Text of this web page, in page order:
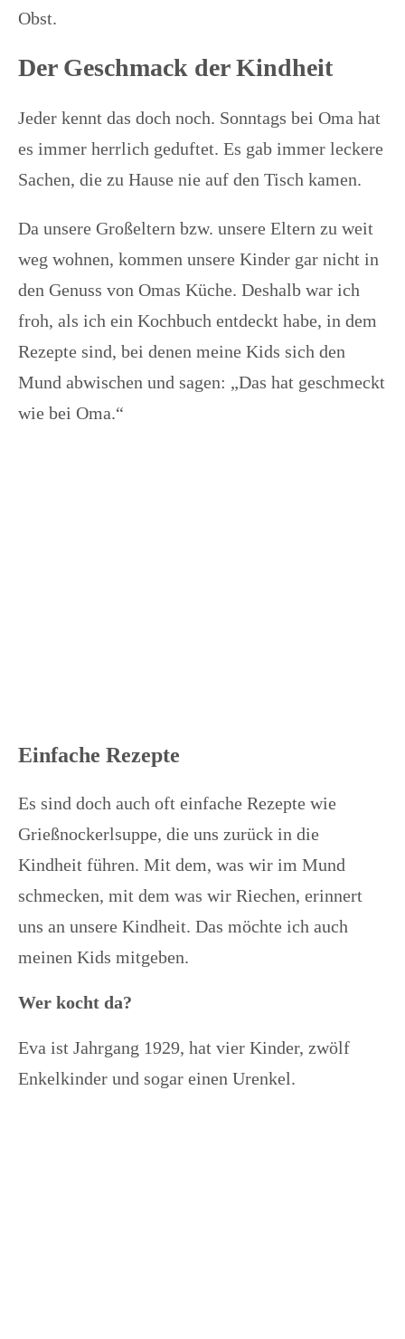
Obst.
Der Geschmack der Kindheit
Jeder kennt das doch noch. Sonntags bei Oma hat
es immer herrlich geduftet. Es gab immer leckere
Sachen, die zu Hause nie auf den Tisch kamen.
Da unsere Großeltern bzw. unsere Eltern zu weit
weg wohnen, kommen unsere Kinder gar nicht in
den Genuss von Omas Küche. Deshalb war ich
froh, als ich ein Kochbuch entdeckt habe, in dem
Rezepte sind, bei denen meine Kids sich den
Mund abwischen und sagen: „Das hat geschmeckt
wie bei Oma.“
Einfache Rezepte
Es sind doch auch oft einfache Rezepte wie
Grießnockerlsuppe, die uns zurück in die
Kindheit führen. Mit dem, was wir im Mund
schmecken, mit dem was wir Riechen, erinnert
uns an unsere Kindheit. Das möchte ich auch
meinen Kids mitgeben.
Wer kocht da?
Eva ist Jahrgang 1929, hat vier Kinder, zwölf
Enkelkinder und sogar einen Urenkel.